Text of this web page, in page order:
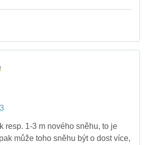
resp. 1-3 m nového sněhu, to je
může toho sněhu být o dost více,